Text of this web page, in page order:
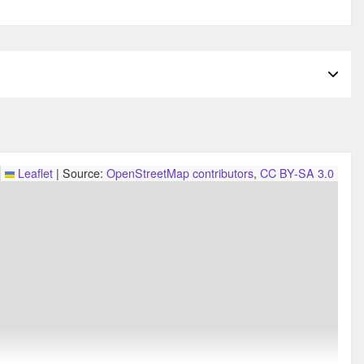
Leaflet | Source: OpenStreetMap contributors, CC BY-SA 3.0